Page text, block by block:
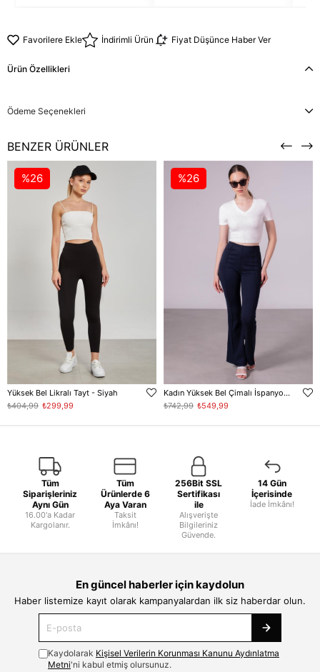
Favorilere Ekle İndirimli Ürün Fiyat Düşünce Haber Ver
Ürün Özellikleri
Ödeme Seçenekleri
BENZER ÜRÜNLER
Yüksek Bel Likralı Tayt - Siyah
₺299,99
₺404,99
%26
Kadın Yüksek Bel Çimalı İspanyol Paça Tayt - Lacivert
₺549,99
₺742,99
%26
Tüm
Siparişleriniz
Aynı Gün
16.00'a Kadar
Kargolanır.
Tüm
Ürünlerde 6
Aya Varan
Taksit
İmkânı!
256Bit SSL
Sertifikası
ile
Alışverişte
Bilgileriniz
Güvende.
14 Gün
İçerisinde
İade İmkânı!
En güncel haberler için kaydolun
Haber listemize kayıt olarak kampanyalardan ilk siz haberdar olun.
Kaydolarak Kişisel Verilerin Korunması Kanunu Aydınlatma
Metni'ni kabul etmiş olursunuz.